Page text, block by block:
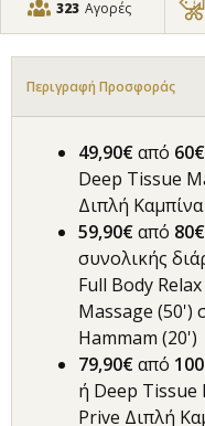
323 Αγορές
Περιγραφή Προσφοράς
49,90€από 60€
Deep Tissue
Διπλή Καμπίνα
59,90€από 80€
συνολικής
Full Body
Massage (50')
Hammam (20')
79,90€από
ή Deep Tissue
Prive Διπλή